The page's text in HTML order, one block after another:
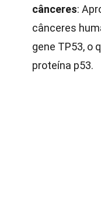
cânceres:
cânceres
gene TP53, o
proteína p53.